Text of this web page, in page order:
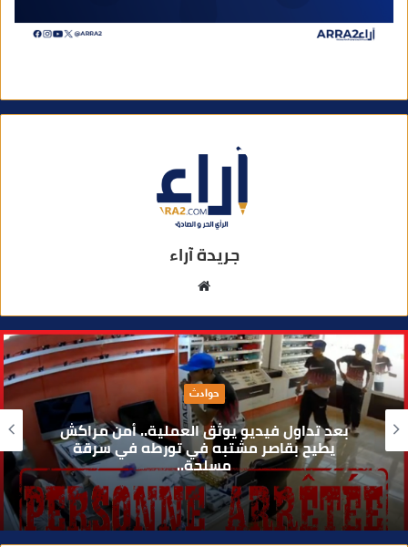
جريدة آراء
ق
ع
ا
ل
و
ي
ب
حوادث
بعد تداول فيديو يوثق العملية.. أمن مراكش
يطيح بقاصر مشتبه في تورطه في سرقة
مسلحة..